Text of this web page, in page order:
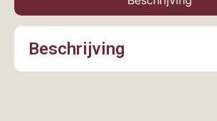
Beschrijving